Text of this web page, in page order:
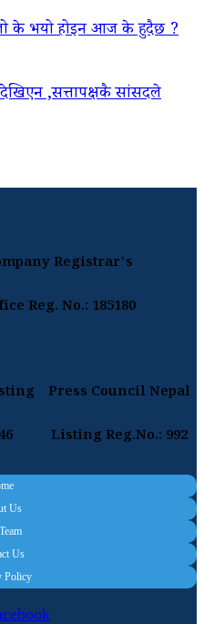
के भयो होइन आज के हुदैछ ?
,सत्तापक्षकै सांसदले
Registrar's
Reg. No.: 185180
Press Council Nepal
Listing Reg.No.: 992
Us
Us
Policy